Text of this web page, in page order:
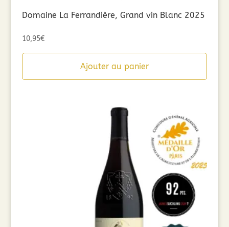
Domaine La Ferrandière, Grand vin Blanc 2025
10,95€
Ajouter au panier